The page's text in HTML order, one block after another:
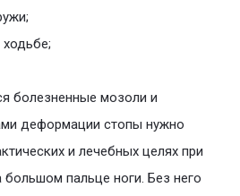
болезненные мозоли и
деформации стопы нужно
и лечебных целях при
пальце ноги. Без него